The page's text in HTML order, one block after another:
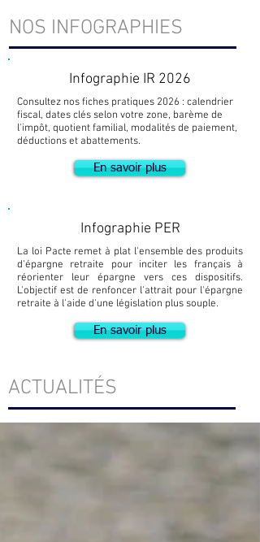
NOS INFOGRAPHIES
Infographie IR 2026
Consultez nos fiches pratiques 2026 : calendrier
fiscal, dates clés selon votre zone, barème de
l'impôt, quotient familial, modalités de paiement,
déductions et abattements.
En savoir plus
Infographie PER
La loi Pacte remet à plat l'ensemble des produits
d'épargne retraite pour inciter les français à
réorienter leur épargne vers ces dispositifs.
L'objectif est de renfoncer l'attrait pour l'épargne
retraite à l'aide d'une législation plus souple.
En savoir plus
ACTUALITÉS